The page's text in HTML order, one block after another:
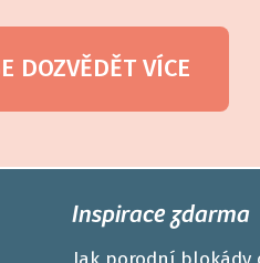
DOZVĚDĚT VÍCE
Inspirace zdarma